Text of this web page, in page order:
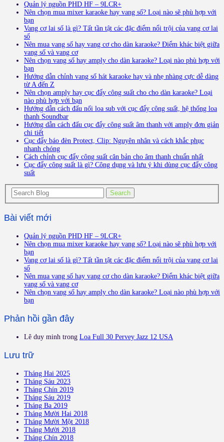
Quản lý nguồn PHD HF – 9LCR+
Nên chọn mua mixer karaoke hay vang số? Loại nào sẽ phù hợp với
bạn
Vang cơ lai số là gì? Tất tần tật các đặc điểm nổi trội của vang cơ lai
số
Nên mua vang số hay vang cơ cho dàn karaoke? Điểm khác biệt giữa
vang số và vang cơ
Nên chọn vang số hay amply cho dàn karaoke? Loại nào phù hợp với
bạn
Hướng dẫn chỉnh vang số hát karaoke hay và nhẹ nhàng cực dễ dàng
từ A đến Z
Nên chọn amply hay cục đẩy công suất cho cho dàn karaoke? Loại
nào phù hợp với bạn
Hướng dẫn cách đấu nối loa sub với cục đẩy công suất, hệ thống loa
thanh Soundbar
Hướng dẫn cách đấu cục đẩy công suất âm thanh với amply đơn giản
chi tiết
Cục đẩy báo đèn Protect, Clip: Nguyên nhân và cách khắc phục
nhanh chóng
Cách chỉnh cục đẩy công suất căn bản cho âm thanh chuẩn nhất
Cục đẩy công suất là gì? Công dụng và lưu ý khi dùng cục đẩy công
suất
Bài viết mới
Quản lý nguồn PHD HF – 9LCR+
Nên chọn mua mixer karaoke hay vang số? Loại nào sẽ phù hợp với
bạn
Vang cơ lai số là gì? Tất tần tật các đặc điểm nổi trội của vang cơ lai
số
Nên mua vang số hay vang cơ cho dàn karaoke? Điểm khác biệt giữa
vang số và vang cơ
Nên chọn vang số hay amply cho dàn karaoke? Loại nào phù hợp với
bạn
Phản hồi gần đây
Lê duy minh trong Loa Full 30 Pervey Jazz 12 USA
Lưu trữ
Tháng Hai 2025
Tháng Sáu 2023
Tháng Chín 2019
Tháng Sáu 2019
Tháng Ba 2019
Tháng Mười Hai 2018
Tháng Mười Một 2018
Tháng Mười 2018
Tháng Chín 2018